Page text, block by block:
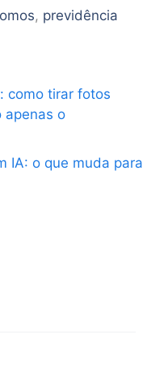
, previdência
como tirar fotos
apenas o
IA: o que muda para